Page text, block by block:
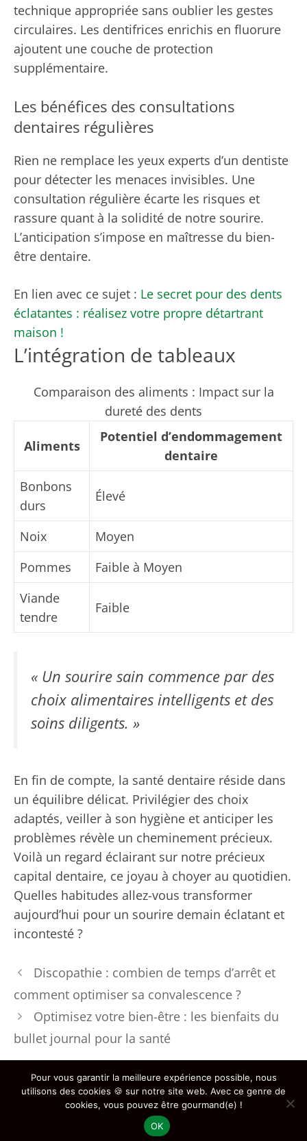
technique appropriée sans oublier les gestes
circulaires. Les dentifrices enrichis en fluorure
ajoutent une couche de protection
supplémentaire.
Les bénéfices des consultations
dentaires régulières
Rien ne remplace les yeux experts d’un dentiste
pour détecter les menaces invisibles. Une
consultation régulière écarte les risques et
rassure quant à la solidité de notre sourire.
L’anticipation s’impose en maîtresse du bien-
être dentaire.
En lien avec ce sujet : Le secret pour des dents
éclatantes : réalisez votre propre détartrant
maison !
L’intégration de tableaux
Comparaison des aliments : Impact sur la
dureté des dents
Aliments
Potentiel d’endommagement
dentaire
Bonbons
durs
Élevé
Noix
Moyen
Pommes
Faible à Moyen
Viande
tendre
Faible
« Un sourire sain commence par des
choix alimentaires intelligents et des
soins diligents. »
En fin de compte, la santé dentaire réside dans
un équilibre délicat. Privilégier des choix
adaptés, veiller à son hygiène et anticiper les
problèmes révèle un cheminement précieux.
Voilà un regard éclairant sur notre précieux
capital dentaire, ce joyau à choyer au quotidien.
Quelles habitudes allez-vous transformer
aujourd’hui pour un sourire demain éclatant et
incontesté ?
Discopathie : combien de temps d’arrêt et
comment optimiser sa convalescence ?
Optimisez votre bien-être : les bienfaits du
bullet journal pour la santé
Copyright © 2026 - Ateliers Santé QVT
Pour vous garantir la meilleure expérience possible, nous
utilisons des cookies 🍪 sur notre site web. Avec ce genre de
cookies, vous pouvez être gourmand(e) !
OK